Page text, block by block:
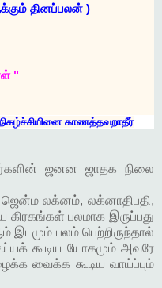
தினப்பலன் )
"
காணத்தவறாதீர்
ஜனன ஜாதக நிலை
லக்னம், லக்னாதிபதி,
கிரகங்கள் பலமாக இருப்பது
பலம் பெற்றிருந்தால்
கூடிய யோகமும் அவரே
வைக்க கூடிய வாய்ப்பும்